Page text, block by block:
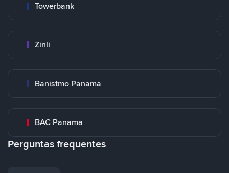
Towerbank
Zinli
Banistmo Panama
BAC Panama
Perguntas frequentes